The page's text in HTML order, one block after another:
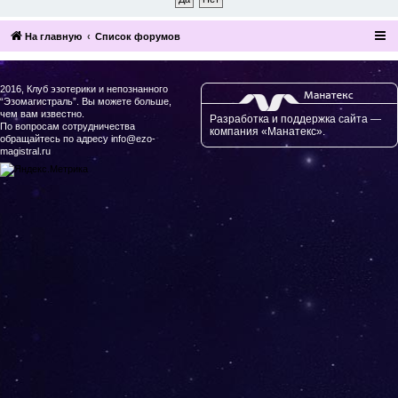
На главную Список форумов
Разработка и поддержка сайта —
компания «Манатекс».
2016, Клуб эзотерики и непознанного
“Эзомагистраль”. Вы можете больше,
чем вам известно.
По вопросам сотрудничества
обращайтесь по адресу info@ezo-
magistral.ru